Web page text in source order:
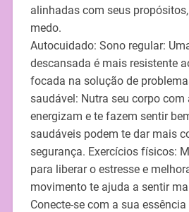
alinhadas com seus
medo.
Autocuidado: Sono regular:
descansada é mais resistente
focada na solução de
saudável: Nutra seu corpo com
energizam e te fazem sentir
saudáveis podem te dar mais
segurança. Exercícios físicos:
para liberar o estresse e
movimento te ajuda a sentir
Conecte-se com a sua